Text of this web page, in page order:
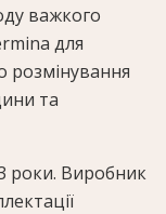
важкого
для
розмінування
та
роки. Виробник